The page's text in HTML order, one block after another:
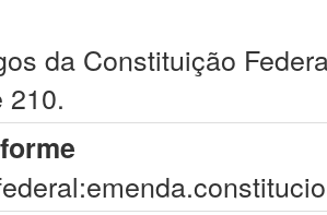
da Constituição
210.